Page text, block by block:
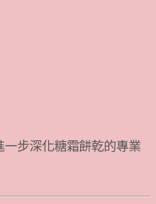
步深化糖霜餅乾的專業